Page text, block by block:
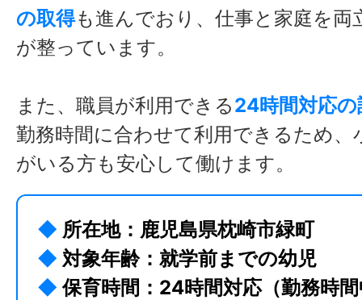
の取得も進んでおり、仕事と家庭を両
が整っています。
また、職員が利用できる24時間対応の
勤務時間に合わせて利用できるため、
がいる方も安心して働けます。
◆ 所在地：鹿児島県枕崎市緑町
◆ 対象年齢：就学前までの幼児
◆ 保育時間：24時間対応（勤務時